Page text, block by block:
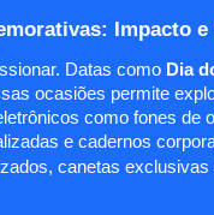
Impacto
Datas como Dia
ocasiões permite
como fones
e cadernos
canetas